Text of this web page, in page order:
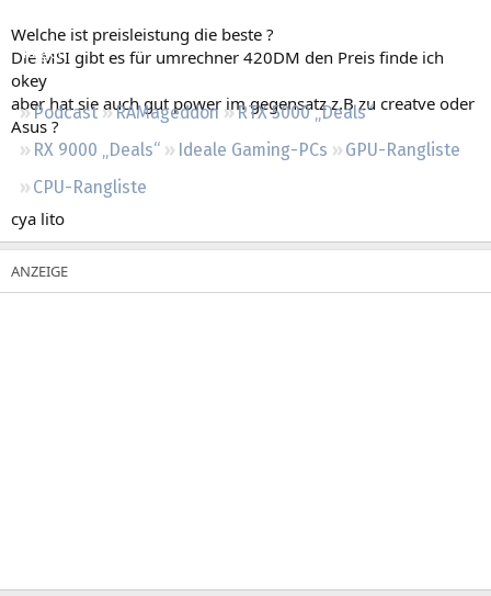
Regeln
Podcast RAMageddon
RTX 5000 „Deals“
RX 9000 „Deals“
Ideale Gaming-PCs
GPU-Rangliste
CPU-Rangliste
Welche ist preisleistung die beste ?
Die MSI gibt es für umrechner 420DM den Preis finde ich
okey
aber hat sie auch gut power im gegensatz z.B zu creatve oder
Asus ?
cya lito